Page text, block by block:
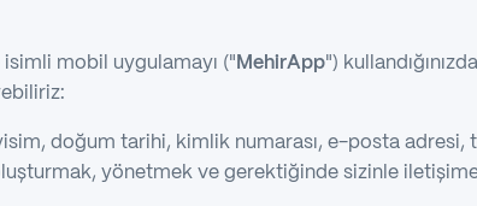
mobil uygulamayı (" MehirApp")
doğum tarihi, kimlik numarası, e-posta adresi,
yönetmek ve gerektiğinde sizinle